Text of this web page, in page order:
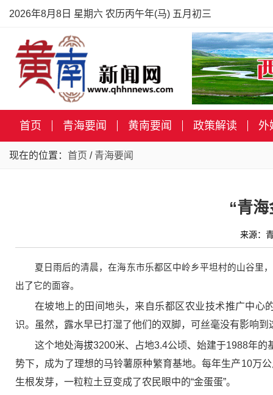
2026年8月8日 星期六 农历丙午年(马) 五月初三
首页 青海要闻 黄南要闻 政策解读 外
现在的位置： 首页 / 青海要闻
“青
来源：
夏日雨后的清晨，在海东市乐都区中岭乡平坦村的山谷里
出了它的面容。
在坡地上的田间地头，来自乐都区农业技术推广中心
识。虽然，露水早已打湿了他们的双脚，可丝毫没有影响到
这个地处海拔3200米、占地3.4公顷、始建于1988年
势下，成为了理想的马铃薯原种繁育基地。每年生产10万
生根发芽，一粒粒土豆变成了农民眼中的“金蛋蛋”。